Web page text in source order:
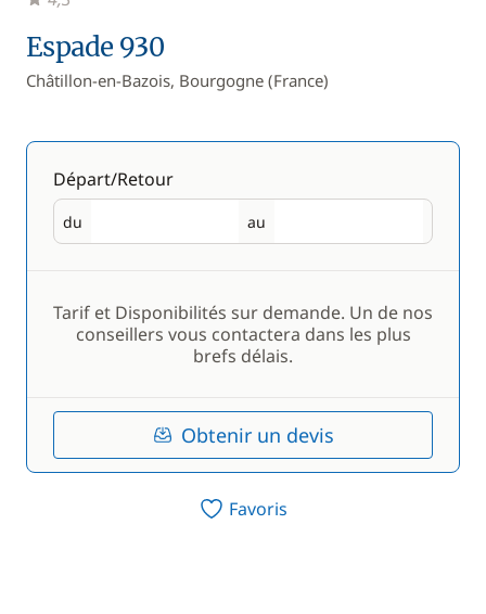
Espade 930
Châtillon-en-Bazois, Bourgogne (France)
Départ/Retour
du
Départ au
Retour
Tarif et Disponibilités sur demande. Un de nos
conseillers vous contactera dans les plus
brefs délais.
Obtenir un devis
Favoris